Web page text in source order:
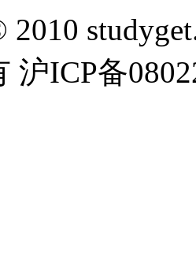
沪ICP备